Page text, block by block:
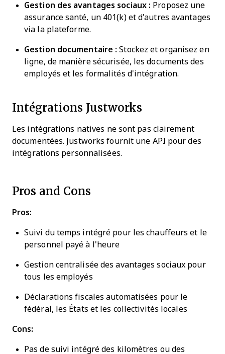
Gestion des avantages sociaux : Proposez une
assurance santé, un 401(k) et d'autres avantages
via la plateforme.
Gestion documentaire : Stockez et organisez en
ligne, de manière sécurisée, les documents des
employés et les formalités d'intégration.
Intégrations Justworks
Les intégrations natives ne sont pas clairement
documentées. Justworks fournit une API pour des
intégrations personnalisées.
Pros and Cons
Pros:
Suivi du temps intégré pour les chauffeurs et le
personnel payé à l'heure
Gestion centralisée des avantages sociaux pour
tous les employés
Déclarations fiscales automatisées pour le
fédéral, les États et les collectivités locales
Cons:
Pas de suivi intégré des kilomètres ou des